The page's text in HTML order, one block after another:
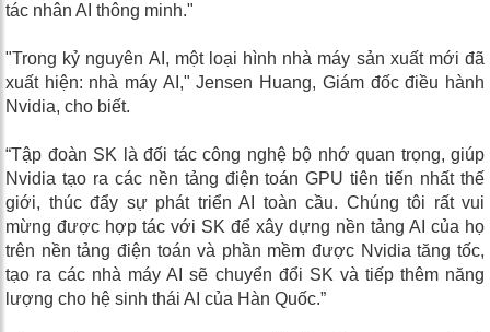
tác nhân AI thông minh."
"Trong kỷ nguyên AI, một loại hình nhà máy sản xuất mới đã
xuất hiện: nhà máy AI," Jensen Huang, Giám đốc điều hành
Nvidia, cho biết.
“Tập đoàn SK là đối tác công nghệ bộ nhớ quan trọng, giúp
Nvidia tạo ra các nền tảng điện toán GPU tiên tiến nhất thế
giới, thúc đẩy sự phát triển AI toàn cầu. Chúng tôi rất vui
mừng được hợp tác với SK để xây dựng nền tảng AI của họ
trên nền tảng điện toán và phần mềm được Nvidia tăng tốc,
tạo ra các nhà máy AI sẽ chuyển đổi SK và tiếp thêm năng
lượng cho hệ sinh thái AI của Hàn Quốc.”